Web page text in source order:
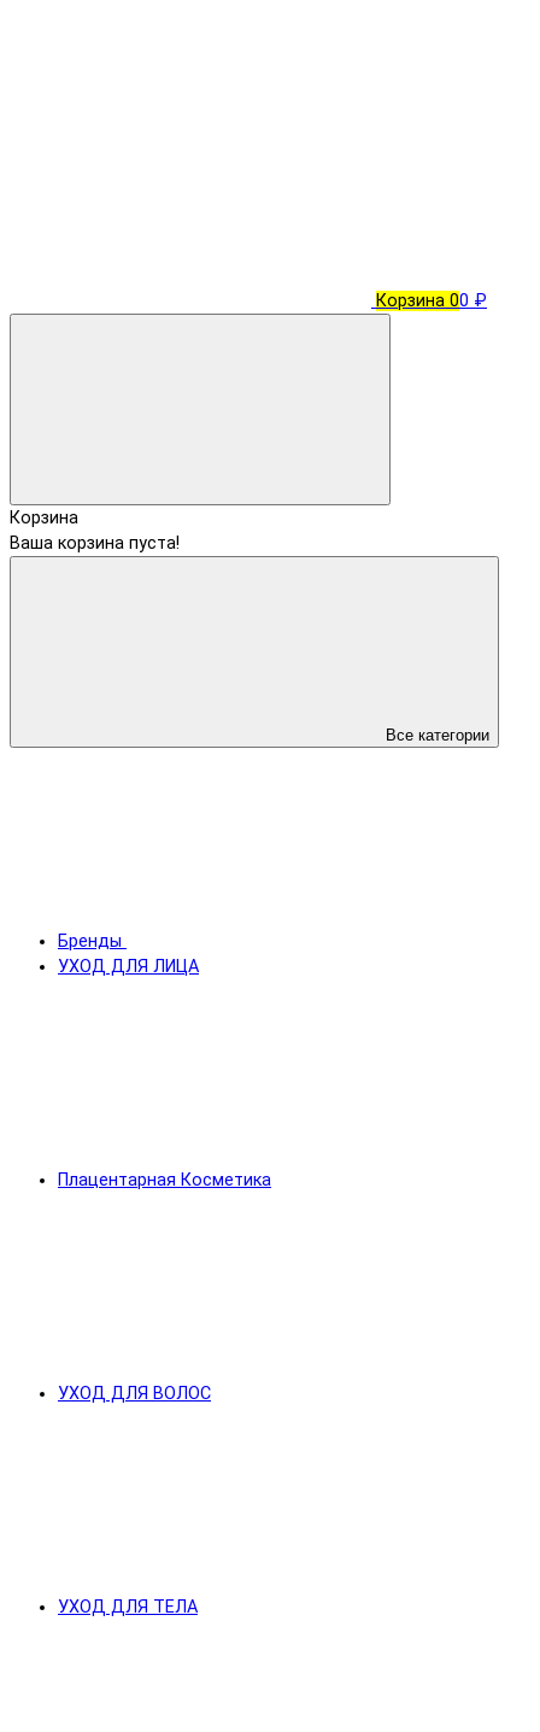
Корзина 00 ₽
Корзина
Ваша корзина пуста!
Все категории
Бренды
УХОД ДЛЯ ЛИЦА
Плацентарная Косметика
УХОД ДЛЯ ВОЛОС
УХОД ДЛЯ ТЕЛА